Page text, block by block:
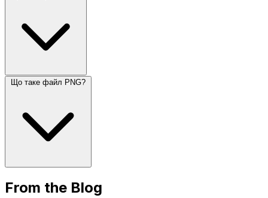
Що таке файл PNG?
From the Blog